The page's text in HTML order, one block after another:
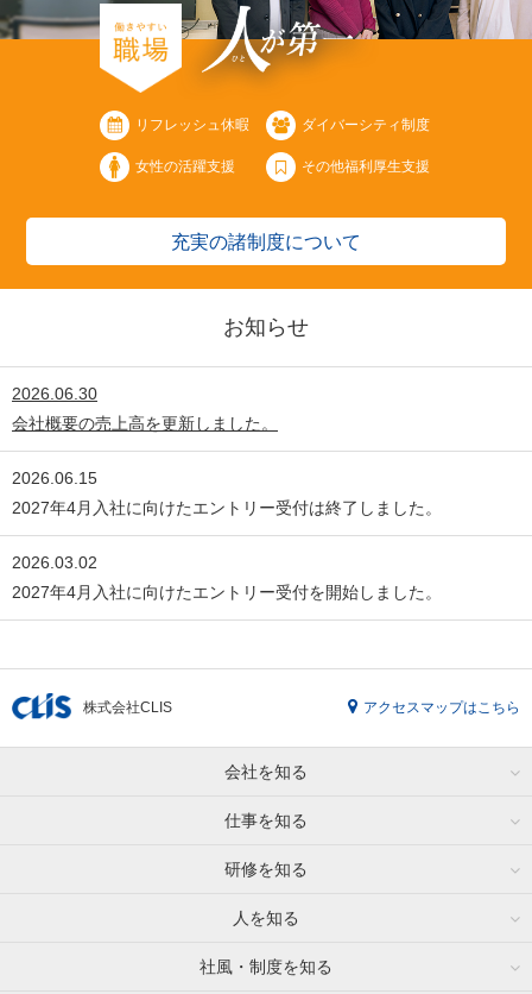
リフレッシュ休暇 ダイバーシティ制度
女性の活躍支援 その他福利厚生支援
充実の諸制度について
お知らせ
2026.06.30
会社概要の売上高を更新しました。
2026.06.15
2027年4月入社に向けたエントリー受付は終了しました。
2026.03.02
2027年4月入社に向けたエントリー受付を開始しました。
株式会社CLIS アクセスマップはこちら
会社を知る
仕事を知る
研修を知る
人を知る
社風・制度を知る